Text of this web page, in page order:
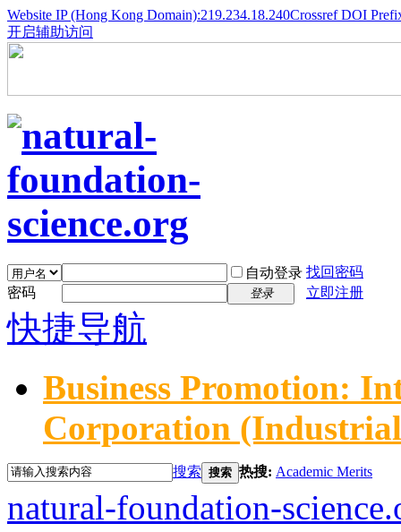
Website IP (Hong Kong Domain):219.234.18.240Crossref DOI
开启辅助访问
自动登录 找回密码
密码
登录 立即注册
快捷导航
Business Promotion:
Corporation
搜索 搜索 热搜: Academic Merits
natural-foundation-